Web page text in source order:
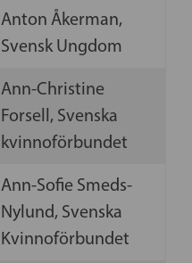
Anton Åkerman,
Svensk Ungdom
Ann-Christine
Forsell, Svenska
kvinnoförbundet
Ann-Sofie Smeds-
Nylund, Svenska
Kvinnoförbundet